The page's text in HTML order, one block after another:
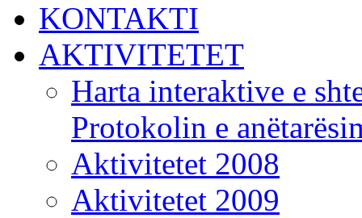
KONTAKTI
AKTIVITETET
Harta interaktive e
Protokolin e
Aktivitetet 2008
Aktivitetet 2009